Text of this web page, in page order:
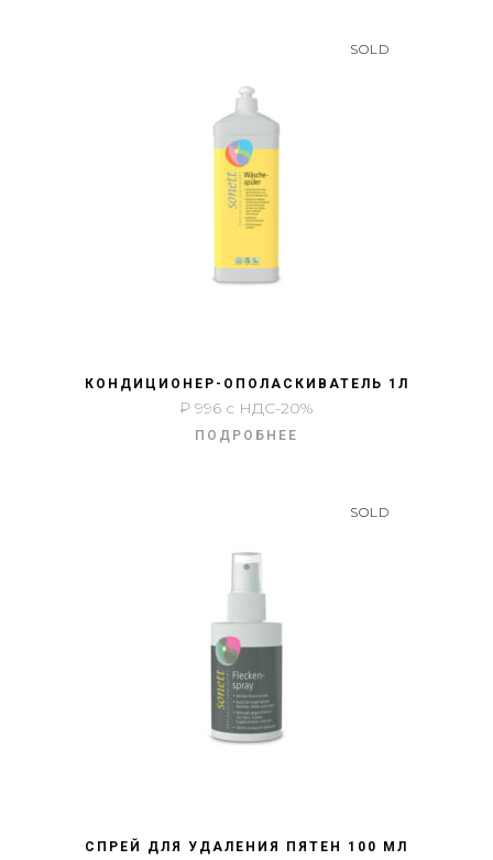
SOLD
КОНДИЦИОНЕР-ОПОЛАСКИВАТЕЛЬ 1Л
₽ 996 с НДС-20%
ПОДРОБНЕЕ
SOLD
СПРЕЙ ДЛЯ УДАЛЕНИЯ ПЯТЕН 100 МЛ